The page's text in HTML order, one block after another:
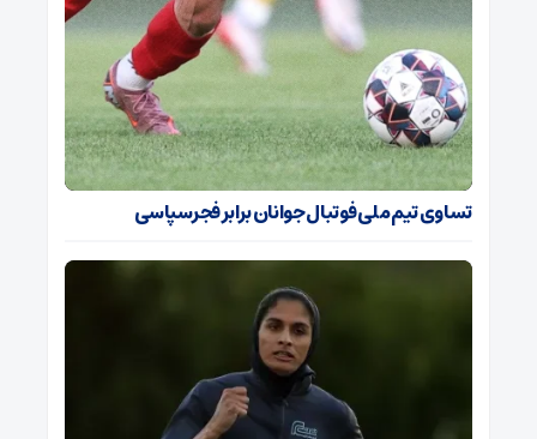
تساوی تیم ملی فوتبال جوانان برابر فجرسپاسی